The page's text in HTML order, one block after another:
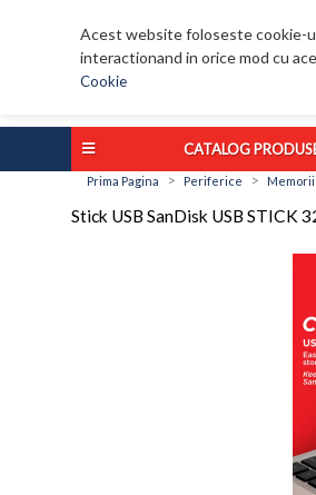
Acest website foloseste cookie-
interactionand in orice mod cu
Cookie
CATALOG
Prima Pagina > Periferice > Memorii
Stick USB SanDisk USB STICK